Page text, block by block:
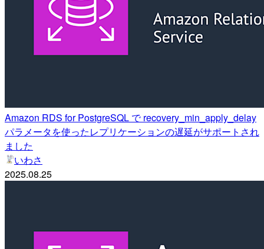
Amazon RDS for PostgreSQL で recovery_min_apply_delay
パラメータを使ったレプリケーションの遅延がサポートされ
ました
いわさ
2025.08.25